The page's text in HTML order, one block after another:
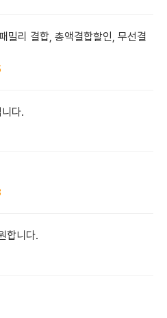
리 결합, 총액결합할인, 무선결
다.
합니다.